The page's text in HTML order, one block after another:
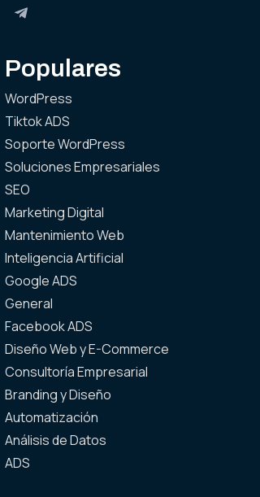
Populares
WordPress
Tiktok ADS
Soporte WordPress
Soluciones Empresariales
SEO
Marketing Digital
Mantenimiento Web
Inteligencia Artificial
Google ADS
General
Facebook ADS
Diseño Web y E-Commerce
Consultoría Empresarial
Branding y Diseño
Automatización
Análisis de Datos
ADS